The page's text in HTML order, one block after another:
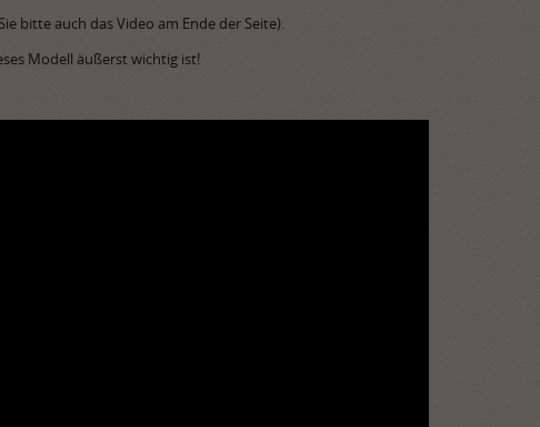
bitte auch das Video am Ende der Seite).
Modell äußerst wichtig ist!